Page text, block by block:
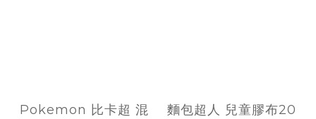
Pokemon 比卡超 混
麵包超人 兒童膠布20